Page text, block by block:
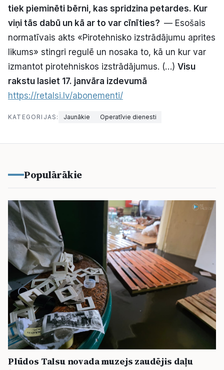
Ziņo redakcijai
Facebook Instagram YouTube
E-avīze Abonē
tiek pieminēti bērni, kas spridzina petardes. Kur
viņi tās dabū un kā ar to var cīnīties? — Esošais
normatīvais akts «Pirotehnisko izstrādājumu aprites
likums» stingri regulē un nosaka to, kā un kur var
izmantot pirotehniskos izstrādājumus. (…) Visu
rakstu lasiet 17. janvāra izdevumā
https://retalsi.lv/abonementi/
KATEGORIJAS: Jaunākie Operatīvie dienesti
Populārākie
Plūdos Talsu novada muzejs zaudējis daļu